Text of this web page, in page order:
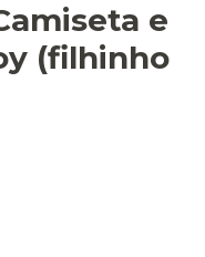
e
(filhinho